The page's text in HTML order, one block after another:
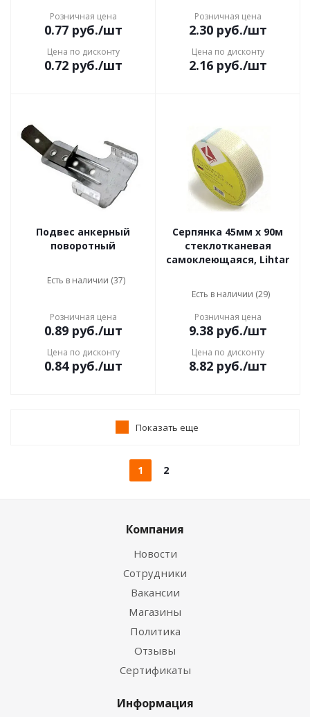
Розничная цена
0.77руб./шт
Цена по дисконту
0.72руб./шт
Розничная цена
2.30руб./шт
Цена по дисконту
2.16руб./шт
Подвес анкерный
поворотный
Есть в наличии (37)
Розничная цена
0.89руб./шт
Цена по дисконту
0.84руб./шт
Серпянка 45мм x 90м
стеклотканевая
самоклеющаяся, Lihtar
Есть в наличии (29)
Розничная цена
9.38руб./шт
Цена по дисконту
8.82руб./шт
Показать еще
1 2
Компания
Новости
Сотрудники
Вакансии
Магазины
Политика
Отзывы
Сертификаты
Информация